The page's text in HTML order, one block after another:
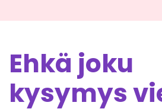
Ehkä joku
kysymys